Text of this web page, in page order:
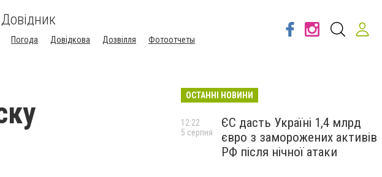
Довідник
Погода Довідкова Дозвілля Фотоотчеты
ОСТАННІ НОВИНИ
ЄС дасть Україні 1,4 млрд
євро з заморожених активів
РФ після нічної атаки
12:22
5 серпня